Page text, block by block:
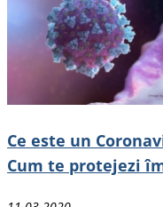
Ce este un
Cum te protejezi